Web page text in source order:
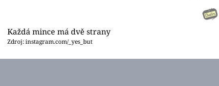
Každá mince má dvě strany
Zdroj: instagram.com/_yes_but